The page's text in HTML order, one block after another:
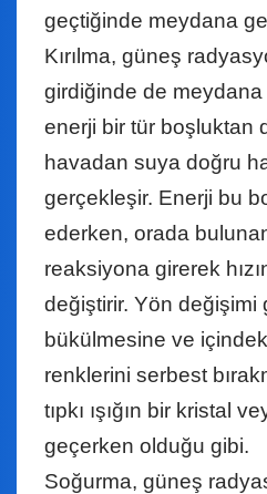
geçtiğinde meydana
Kırılma, güneş
girdiğinde de meydana
enerji bir tür boşluktan
havadan suya doğru
gerçekleşir. Enerji bu
ederken, orada
reaksiyona girerek
değiştirir. Yön değişimi
bükülmesine ve
renklerini serbest
tıpkı ışığın bir kristal
geçerken olduğu gibi.
Soğurma, güneş